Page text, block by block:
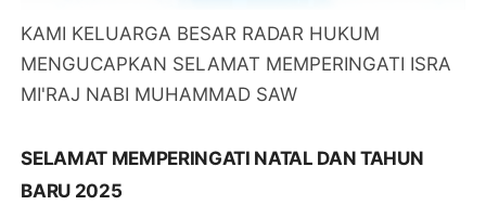
KAMI KELUARGA BESAR RADAR HUKUM
MENGUCAPKAN SELAMAT MEMPERINGATI ISRA
MI'RAJ NABI MUHAMMAD SAW
SELAMAT MEMPERINGATI NATAL DAN TAHUN
BARU 2025